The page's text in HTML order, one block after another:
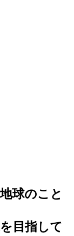
球のこと
目指して